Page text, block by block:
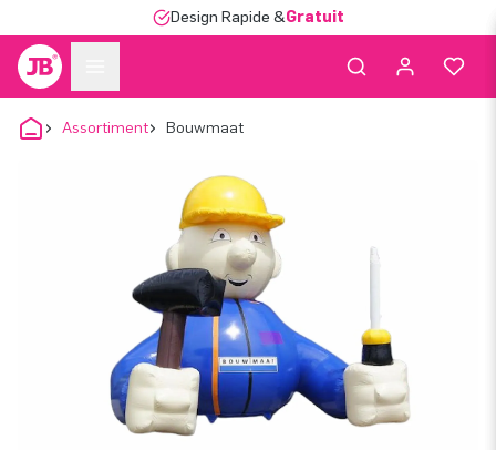
Design Rapide &Gratuit
Assortiment Bouwmaat